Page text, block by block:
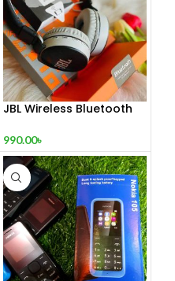
JBL Wireless Bluetooth
990.00৳